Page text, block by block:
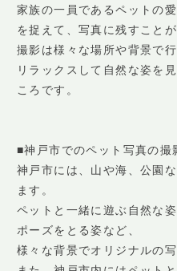
家族の一員であるペットの
を捉えて、写真に残すことが
撮影は様々な場所や背景で
リラックスして自然な姿を
ころです。
■神戸市でのペット写真の撮
神戸市には、山や海、公園
ます。
ペットと一緒に遊ぶ自然な
ポーズをとる姿など、
様々な背景でオリジナルの